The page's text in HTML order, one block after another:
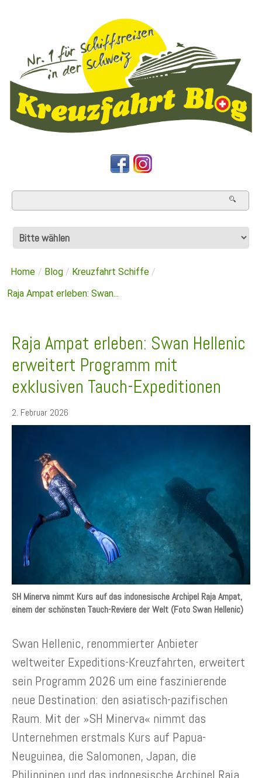
Home / Blog / Kreuzfahrt Schiffe /
Raja Ampat erleben: Swan...
Raja Ampat erleben: Swan Hellenic
erweitert Programm mit
exklusiven Tauch-Expeditionen
2. Februar 2026
SH Minerva nimmt Kurs auf das indonesische Archipel Raja Ampat,
einem der schönsten Tauch-Reviere der Welt (Foto Swan Hellenic)
Swan Hellenic, renommierter Anbieter
weltweiter Expeditions-Kreuzfahrten, erweitert
sein Programm 2026 um eine faszinierende
neue Destination: den asiatisch-pazifischen
Raum. Mit der »SH Minerva« nimmt das
Unternehmen erstmals Kurs auf Papua-
Neuguinea, die Salomonen, Japan, die
Philippinen und das indonesische Archipel Raja